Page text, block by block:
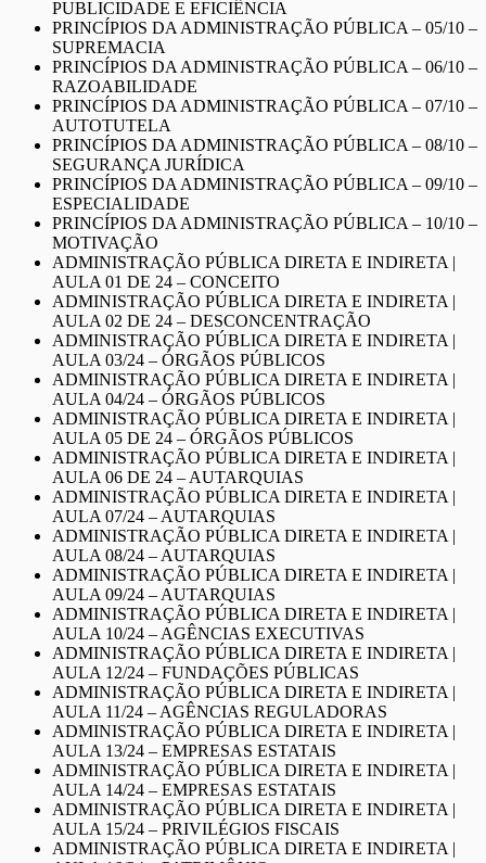
PUBLICIDADE E EFICIÊNCIA
PRINCÍPIOS DA ADMINISTRAÇÃO PÚBLICA – 05/10 –
SUPREMACIA
PRINCÍPIOS DA ADMINISTRAÇÃO PÚBLICA – 06/10 –
RAZOABILIDADE
PRINCÍPIOS DA ADMINISTRAÇÃO PÚBLICA – 07/10 –
AUTOTUTELA
PRINCÍPIOS DA ADMINISTRAÇÃO PÚBLICA – 08/10 –
SEGURANÇA JURÍDICA
PRINCÍPIOS DA ADMINISTRAÇÃO PÚBLICA – 09/10 –
ESPECIALIDADE
PRINCÍPIOS DA ADMINISTRAÇÃO PÚBLICA – 10/10 –
MOTIVAÇÃO
ADMINISTRAÇÃO PÚBLICA DIRETA E INDIRETA |
AULA 01 DE 24 – CONCEITO
ADMINISTRAÇÃO PÚBLICA DIRETA E INDIRETA |
AULA 02 DE 24 – DESCONCENTRAÇÃO
ADMINISTRAÇÃO PÚBLICA DIRETA E INDIRETA |
AULA 03/24 – ÓRGÃOS PÚBLICOS
ADMINISTRAÇÃO PÚBLICA DIRETA E INDIRETA |
AULA 04/24 – ÓRGÃOS PÚBLICOS
ADMINISTRAÇÃO PÚBLICA DIRETA E INDIRETA |
AULA 05 DE 24 – ÓRGÃOS PÚBLICOS
ADMINISTRAÇÃO PÚBLICA DIRETA E INDIRETA |
AULA 06 DE 24 – AUTARQUIAS
ADMINISTRAÇÃO PÚBLICA DIRETA E INDIRETA |
AULA 07/24 – AUTARQUIAS
ADMINISTRAÇÃO PÚBLICA DIRETA E INDIRETA |
AULA 08/24 – AUTARQUIAS
ADMINISTRAÇÃO PÚBLICA DIRETA E INDIRETA |
AULA 09/24 – AUTARQUIAS
ADMINISTRAÇÃO PÚBLICA DIRETA E INDIRETA |
AULA 10/24 – AGÊNCIAS EXECUTIVAS
ADMINISTRAÇÃO PÚBLICA DIRETA E INDIRETA |
AULA 12/24 – FUNDAÇÕES PÚBLICAS
ADMINISTRAÇÃO PÚBLICA DIRETA E INDIRETA |
AULA 11/24 – AGÊNCIAS REGULADORAS
ADMINISTRAÇÃO PÚBLICA DIRETA E INDIRETA |
AULA 13/24 – EMPRESAS ESTATAIS
ADMINISTRAÇÃO PÚBLICA DIRETA E INDIRETA |
AULA 14/24 – EMPRESAS ESTATAIS
ADMINISTRAÇÃO PÚBLICA DIRETA E INDIRETA |
AULA 15/24 – PRIVILÉGIOS FISCAIS
ADMINISTRAÇÃO PÚBLICA DIRETA E INDIRETA |